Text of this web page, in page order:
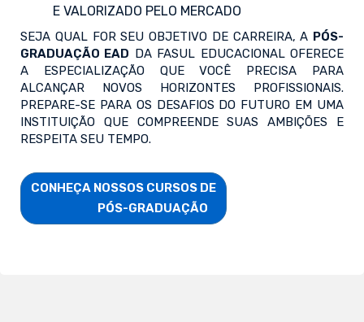
E VALORIZADO PELO MERCADO
SEJA QUAL FOR SEU OBJETIVO DE CARREIRA, A PÓS-
GRADUAÇÃO EAD DA FASUL EDUCACIONAL OFERECE
A ESPECIALIZAÇÃO QUE VOCÊ PRECISA PARA
ALCANÇAR NOVOS HORIZONTES PROFISSIONAIS.
PREPARE-SE PARA OS DESAFIOS DO FUTURO EM UMA
INSTITUIÇÃO QUE COMPREENDE SUAS AMBIÇÕES E
RESPEITA SEU TEMPO.
CONHEÇA NOSSOS CURSOS DE
                        PÓS-GRADUAÇÃO